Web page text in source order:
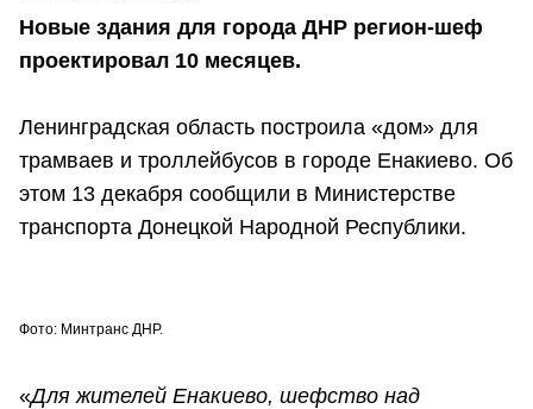
Новые здания для города ДНР регион-шеф
проектировал 10 месяцев.
Ленинградская область построила «дом» для
трамваев и троллейбусов в городе Енакиево. Об
этом 13 декабря сообщили в Министерстве
транспорта Донецкой Народной Республики.
Фото: Минтранс ДНР.
«Для жителей Енакиево, шефство над